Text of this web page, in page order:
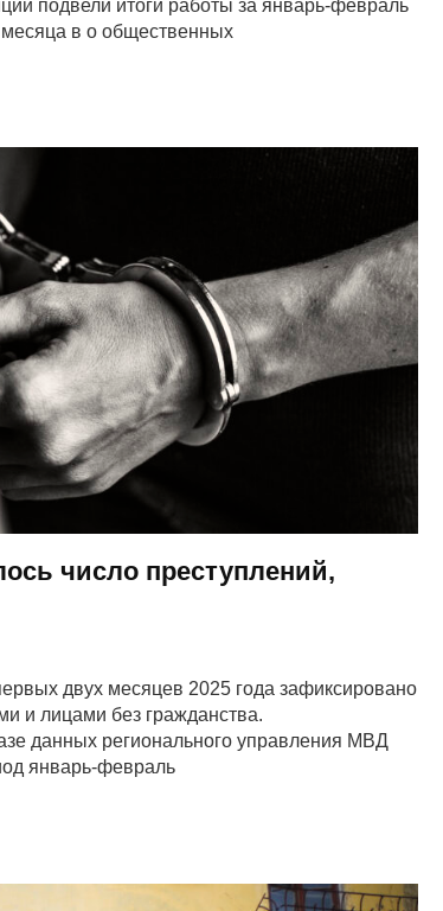
подвели итоги работы за январь-февраль
в о общественных
число преступлений,
двух месяцев 2025 года зафиксировано
и лицами без гражданства.
данных регионального управления МВД
январь-февраль